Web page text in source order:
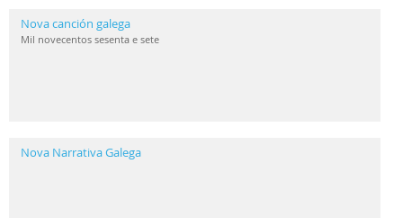
Nova canción galega
Mil novecentos sesenta e sete
Nova Narrativa Galega